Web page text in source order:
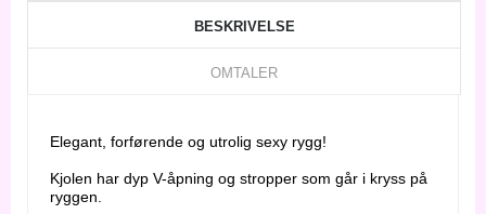
BESKRIVELSE
OMTALER
Elegant, forførende og utrolig sexy rygg!
Kjolen har dyp V-åpning og stropper som går i kryss på
ryggen.